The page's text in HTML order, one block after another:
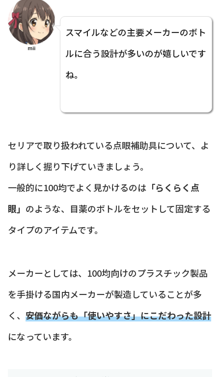
mii
スマイルなどの主要メーカーのボト
ルに合う設計が多いのが嬉しいです
ね。
セリアで取り扱われている点眼補助具について、よ
り詳しく掘り下げていきましょう。
一般的に100均でよく見かけるのは 「らくらく点
眼」 のような、目薬のボトルをセットして固定する
タイプのアイテムです。
メーカーとしては、100均向けのプラスチック製品
を手掛ける国内メーカーが製造していることが多
く、 安価ながらも「使いやすさ」にこだわった設計
になっています。